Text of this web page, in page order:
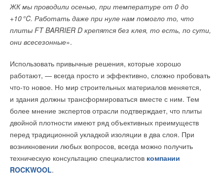
ЖК мы проводили осенью, при температуре от 0 до
+10°C. Работать даже при нуле нам помогло то, что
плиты FT BARRIER D крепятся без клея, то есть, по сути,
они всесезонные».
Использовать привычные решения, которые хорошо
работают, — всегда просто и эффективно, сложно пробовать
что-то новое. Но мир строительных материалов меняется,
и здания должны трансформироваться вместе с ним. Тем
более мнение экспертов отрасли подтверждает, что плиты
двойной плотности имеют ряд объективных преимуществ
перед традиционной укладкой изоляции в два слоя. При
возникновении любых вопросов, всегда можно получить
техническую консультацию специалистов компании
ROCKWOOL.